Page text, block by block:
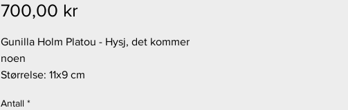
700,00 kr
Gunilla Holm Platou - Hysj, det kommer
noen
Størrelse: 11x9 cm
Antall *